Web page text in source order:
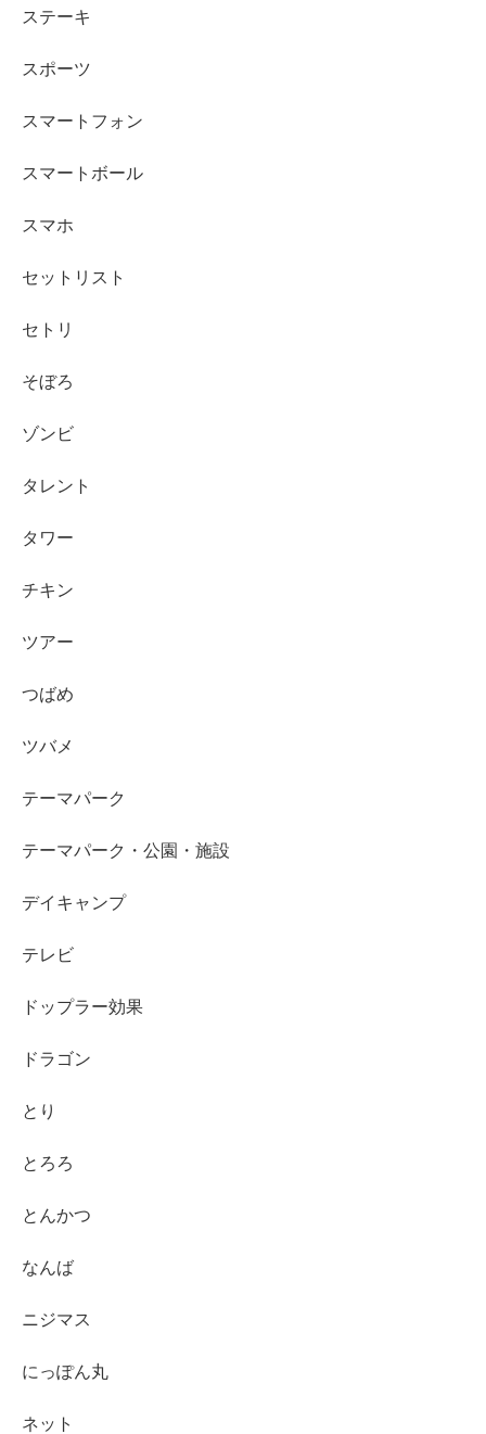
ステーキ
スポーツ
スマートフォン
スマートボール
スマホ
セットリスト
セトリ
そぼろ
ゾンビ
タレント
タワー
チキン
ツアー
つばめ
ツバメ
テーマパーク
テーマパーク・公園・施設
デイキャンプ
テレビ
ドップラー効果
ドラゴン
とり
とろろ
とんかつ
なんば
ニジマス
にっぽん丸
ネット